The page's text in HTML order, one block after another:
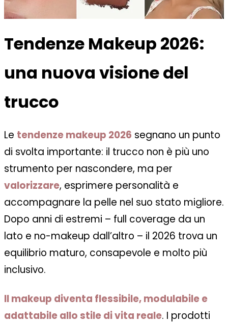
Tendenze Makeup 2026:
una nuova visione del
trucco
Le tendenze makeup 2026 segnano un punto
di svolta importante: il trucco non è più uno
strumento per nascondere, ma per
valorizzare, esprimere personalità e
accompagnare la pelle nel suo stato migliore.
Dopo anni di estremi – full coverage da un
lato e no-makeup dall’altro – il 2026 trova un
equilibrio maturo, consapevole e molto più
inclusivo.
Il makeup diventa flessibile, modulabile e
adattabile allo stile di vita reale. I prodotti